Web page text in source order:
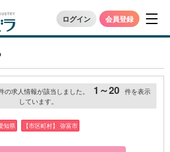
ログイン 会員登録
の求人情報が該当しました。 1～20 件を表示
しています。
知県 【市区町村】 弥富市